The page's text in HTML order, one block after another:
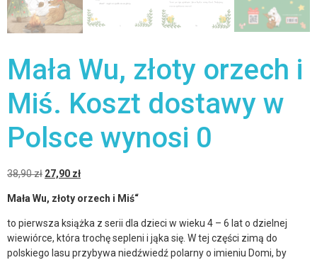
Mała Wu, złoty orzech i
Miś. Koszt dostawy w
Polsce wynosi 0
38,90zł 27,90 zł
Mała Wu, złoty orzech i Miś“
to pierwsza książka z serii dla dzieci w wieku 4 – 6 lat o dzielnej
wiewiórce, która trochę sepleni i jąka się. W tej części zimą do
polskiego lasu przybywa niedźwiedź polarny o imieniu Domi, by